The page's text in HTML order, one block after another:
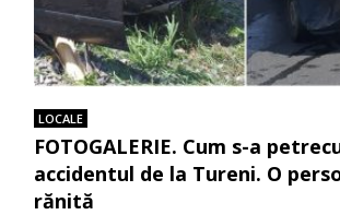
LOCALE
FOTOGALERIE. Cum s-a
accidentul de la Tureni. O
rănită